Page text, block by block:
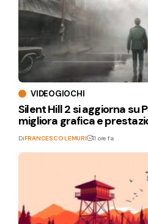
VIDEOGIOCHI
Silent Hill 2 si aggiorna su
migliora grafica e
DiFRANCESCO LEMURI 11 ore fa